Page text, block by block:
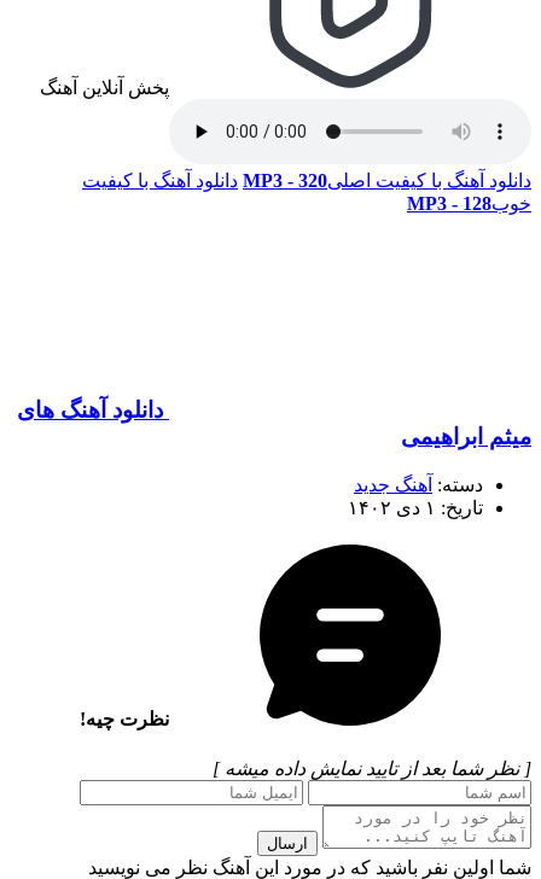
پخش آنلاین آهنگ
با کیفیت اصلی320 - MP3
دانلود آهنگ با کیفیت
دانلود آهنگ های
آهنگ جدید
نظرت چیه!
بعد از تایید نمایش داده میشه ]
ارسال
نفر باشید که در مورد این آهنگ نظر می نویسید